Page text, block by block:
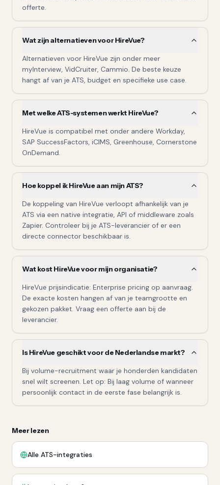
offerte.
Wat zijn alternatieven voor HireVue?
Alternatieven voor HireVue zijn onder meer
myInterview, VidCruiter, Cammio. De beste keuze
hangt af van je ATS, budget en specifieke use case.
Met welke ATS-systemen werkt HireVue?
HireVue is compatibel met onder andere Workday,
SAP SuccessFactors, iCIMS, Greenhouse, Cornerstone
OnDemand.
Hoe koppel ik HireVue aan mijn ATS?
De koppeling van HireVue verloopt afhankelijk van je
ATS via een native integratie, API of middleware zoals
Zapier. Controleer bij je ATS-leverancier of er een
directe connector beschikbaar is.
Wat kost HireVue voor mijn organisatie?
HireVue prijsindicatie: Enterprise pricing op aanvraag.
De exacte kosten hangen af van je teamgrootte en
gekozen pakket. Vraag een offerte aan bij de
leverancier.
Is HireVue geschikt voor de Nederlandse markt?
Bij volume-recruitment waar je honderden kandidaten
snel wilt screenen. Let op: Bij laag volume of wanneer
persoonlijk contact in de eerste fase belangrijk is.
Meer lezen
Alle ATS-integraties